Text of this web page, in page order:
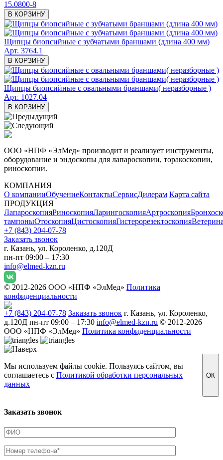
15.0800-8
В КОРЗИНУ
Щипцы биопсийные с зубчатыми браншами (длина 400 мм)
Арт. 3764.1
В КОРЗИНУ
Щипцы биопсийные с овальными браншами( неразборные )
Арт. 1027.04
В КОРЗИНУ
ООО «НПФ «ЭлМед» производит и реализует инструменты,
оборудование и эндоскопы для лапароскопии, торакоскопии,
риноскопии.
КОМПАНИЯ
О компанииОбучениеКонтактыСервисДилерам Карта сайта
ПРОДУКЦИЯ
ЛапароскопияРиноскопияЛарингоскопияАртроскопия
тампоныОтоскопияЦистоскопияГистерорезектоскопия
+7 (843) 204-07-78
Заказать звонок
г. Казань, ул. Короленко, д.120Д
пн-пт 09:00 – 17:30
info@elmed-kzn.ru
© 2012-2026 ООО «НПФ «ЭлМед» Политика
конфиденциальности
+7 (843) 204-07-78 Заказать звонок г. Казань, ул. Короленко,
д.120Д пн-пт 09:00 – 17:30 info@elmed-kzn.ru © 2012-2026
ООО «НПФ «ЭлМед» Политика конфиденциальности
Мы используем файлы cookie. Пользуясь сайтом, вы
соглашаетесь с Политикой обработки персональных
данных
ОК
Заказать звонок